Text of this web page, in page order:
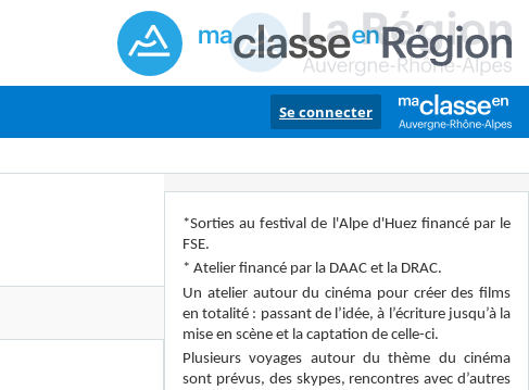
Se connecter
*Sorties au festival de l'Alpe d'Huez financé par le
FSE.
* Atelier financé par la DAAC et la DRAC.
Un atelier autour du cinéma pour créer des films
en totalité : passant de l’idée, à l’écriture jusqu’à la
mise en scène et la captation de celle-ci.
Plusieurs voyages autour du thème du cinéma
sont prévus, des skypes, rencontres avec d’autres